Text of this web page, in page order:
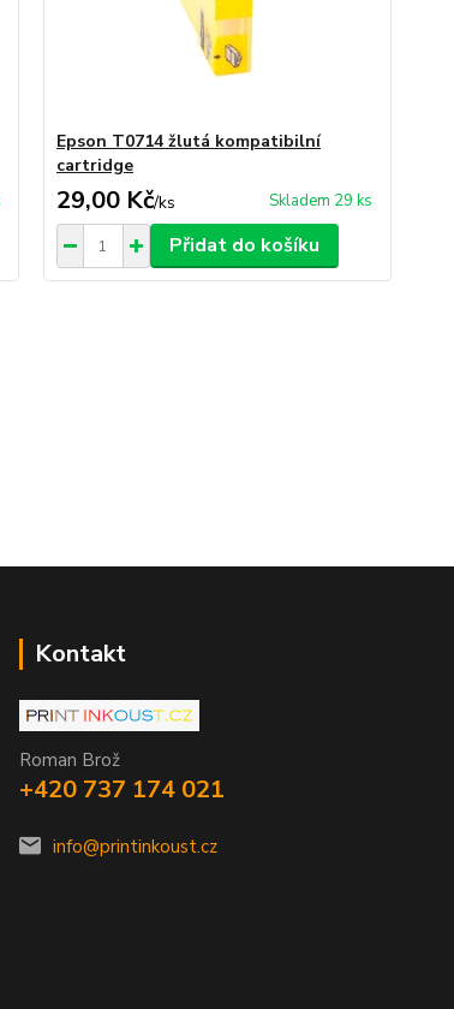
Epson T0714 žlutá kompatibilní
cartridge
29,00 Kč/ks Skladem 29 ks
Přidat do košíku
Kontakt
Roman Brož
+420 737 174 021
info@printinkoust.cz